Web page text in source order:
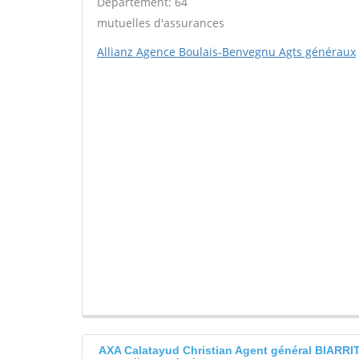
mutuelles d'assurances
Allianz Agence Boulais-Benvegnu Agts généraux
AXA Calatayud Christian Agent général